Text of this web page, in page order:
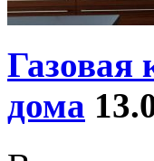
Газовая
дома